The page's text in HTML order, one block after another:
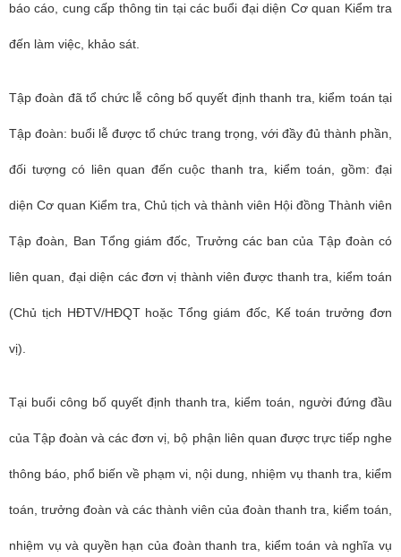
báo cáo, cung cấp thông tin tại các buổi đại diện Cơ quan Kiểm tra
đến làm việc, khảo sát.
Tập đoàn đã tổ chức lễ công bố quyết định thanh tra, kiểm toán tại
Tập đoàn: buổi lễ được tổ chức trang trọng, với đầy đủ thành phần,
đối tượng có liên quan đến cuộc thanh tra, kiểm toán, gồm: đại
diện Cơ quan Kiểm tra, Chủ tịch và thành viên Hội đồng Thành viên
Tập đoàn, Ban Tổng giám đốc, Trưởng các ban của Tập đoàn có
liên quan, đại diện các đơn vị thành viên được thanh tra, kiểm toán
(Chủ tịch HĐTV/HĐQT hoặc Tổng giám đốc, Kế toán trưởng đơn
vị).
Tại buổi công bố quyết định thanh tra, kiểm toán, người đứng đầu
của Tập đoàn và các đơn vị, bộ phận liên quan được trực tiếp nghe
thông báo, phổ biến về phạm vi, nội dung, nhiệm vụ thanh tra, kiểm
toán, trưởng đoàn và các thành viên của đoàn thanh tra, kiểm toán,
nhiệm vụ và quyền hạn của đoàn thanh tra, kiểm toán và nghĩa vụ